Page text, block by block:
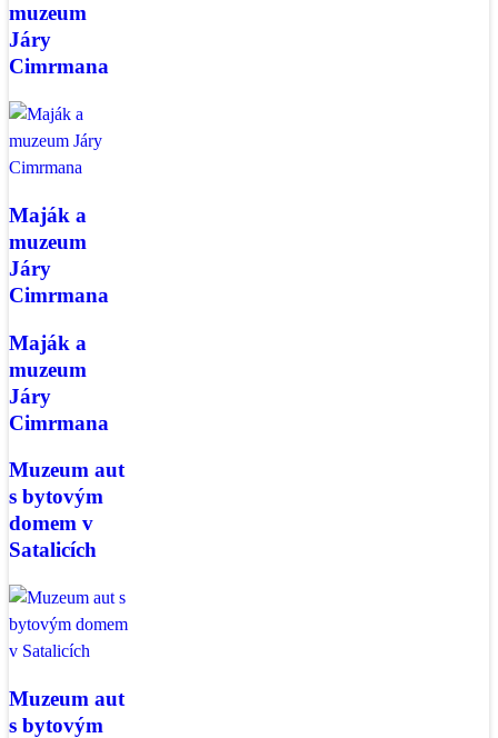
muzeum
Járy
Cimrmana
Maják a
muzeum
Járy
Cimrmana
Maják a
muzeum
Járy
Cimrmana
Muzeum aut
s bytovým
domem v
Satalicích
Muzeum aut
s bytovým